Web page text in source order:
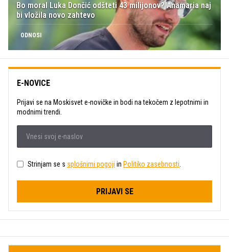
Bo moral Luka Dončić odšteti 43 milijonov? Anamaria naj
bi vložila novo zahtevo
ODNOSI
E-NOVICE
Prijavi se na Moskisvet e-novičke in bodi na tekočem z lepotnimi in
modnimi trendi.
Strinjam se s splošnimi pogoji in Politiko zasebnosti
PRIJAVI SE